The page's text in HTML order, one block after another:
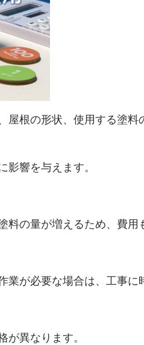
屋根の形状、使用する塗
影響を与えます。
料の量が増えるため、費用
業が必要な場合は、工事に
が異なります。